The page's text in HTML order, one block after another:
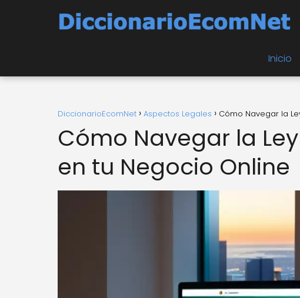
Inicio
DiccionarioEcomNet Aspectos Legales Cómo Navegar la
Cómo Navegar la
en tu Negocio Online